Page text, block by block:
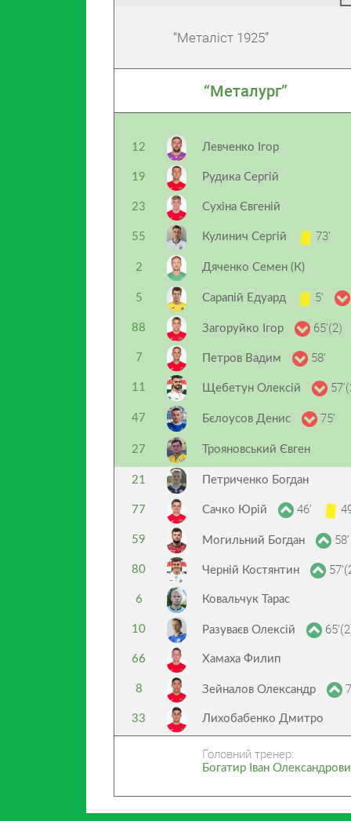
“Металіст 1925”
“Металург”
12 Левченко Ігор
19 Рудика Сергій
23 Сухіна Євгеній
55 Кулинич Сергій 73’
2 Дяченко Семен (К)
5 Сарапій Едуард 5’
88 Загоруйко Ігор 65’(2)
7 Петров Вадим 58’
11 Щебетун Олексій
47 Бєлоусов Денис 75’
27 Трояновський Євген
21 Петриченко Богдан
77 Сачко Юрій 46’
59 Могильний Богдан 58’
80 Черній Костянтин
6 Ковальчук Тарас
10 Разуваєв Олексій
66 Хамаха Филип
8 Зейналов Олександр
33 Лихобабенко Дмитро
Головний тренер:
Богатир Іван